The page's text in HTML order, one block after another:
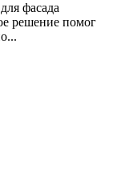
фасада
решение помог